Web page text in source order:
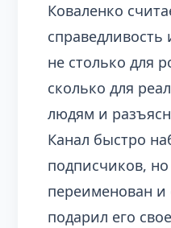
Коваленко
справедливость
не столько для
сколько для
людям и
Канал быстро
подписчиков,
переименован
подарил его